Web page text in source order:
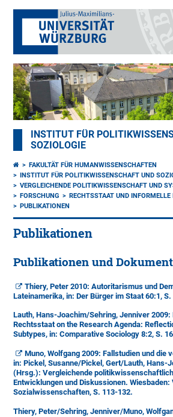
INSTITUT FÜR
SOZIOLOGIE
FAKULTÄT FÜR HUMANWISSENSCHAFTEN
INSTITUT FÜR POLITIKWISSENSCHAFT UND
VERGLEICHENDE POLITIKWISSENSCHAFT UND
FORSCHUNG
RECHTSSTAAT UND
PUBLIKATIONEN
Publikationen
Publikationen und
Thiery, Peter 2010: Autoritarismus und
Lateinamerika, in: Der Bürger im Staat 60:1, S.
Lauth, Hans-Joachim/Sehring, Jenniver
Rechtsstaat on the Research Agenda:
Subtypes, in: Comparative Sociology 8:2, S.
Muno, Wolfgang 2009: Fallstudien und die
in: Pickel, Susanne/Pickel, Gert/Lauth, Hans-
(Hrsg.): Vergleichende
Entwicklungen und Diskussionen.
Sozialwissenschaften, S. 113-132.
Thiery, Peter/Sehring, Jenniver/Muno,